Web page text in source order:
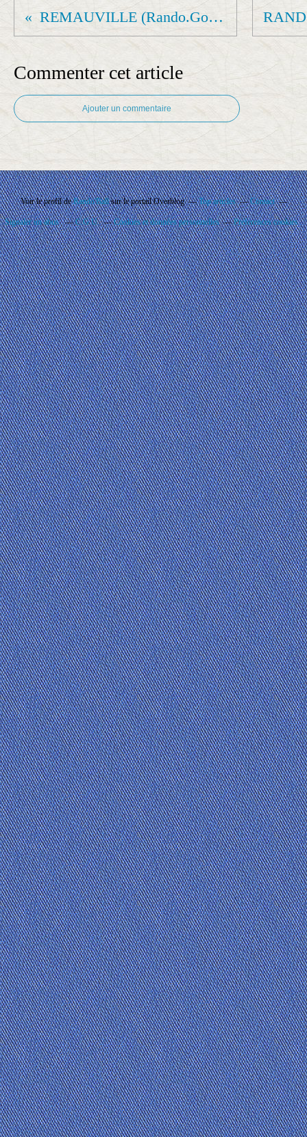
REMAUVILLE (Rando.Gourmande)
Commenter cet article
Ajouter un commentaire
Voir le profil deRando'Ballsur le portail Overblog Top articles Contact
Signaler un abus C.G.U. Cookies et données personnelles Préférences cookies